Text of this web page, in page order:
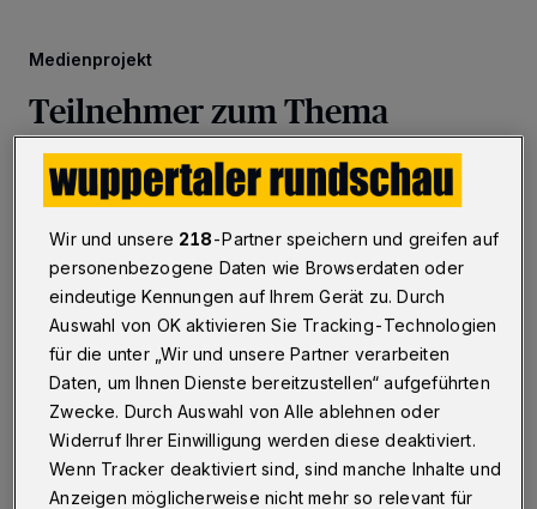
Medienprojekt
Teilnehmer zum Thema
"Rausch" werden gesucht
Wuppertal·Für ein neues Videoprojekt des
Medienprojekts Wuppertal zum Thema Rausch werden
Teilnehmer und Kooperationspartner gesucht.In dem
Videoprojekt soll mit jungen Menschen, die sich
gelegentlich oder regelmäßig einem Rausch hingeben
oder hingegeben haben, ein Dokumentarfilm über den
Rausch, den damit verbundenen Drogenkonsum und
die Gefahren produziert werden.
22.05.2017 , 12:57 Uhr Eine Minute Lesezeit
Wir und unsere 218-Partner speichern und greifen auf
personenbezogene Daten wie Browserdaten oder
eindeutige Kennungen auf Ihrem Gerät zu. Durch
Auswahl von OK aktivieren Sie Tracking-Technologien
für die unter „Wir und unsere Partner verarbeiten
Daten, um Ihnen Dienste bereitzustellen“ aufgeführten
Zwecke. Durch Auswahl von Alle ablehnen oder
Widerruf Ihrer Einwilligung werden diese deaktiviert.
Wenn Tracker deaktiviert sind, sind manche Inhalte und
Anzeigen möglicherweise nicht mehr so relevant für